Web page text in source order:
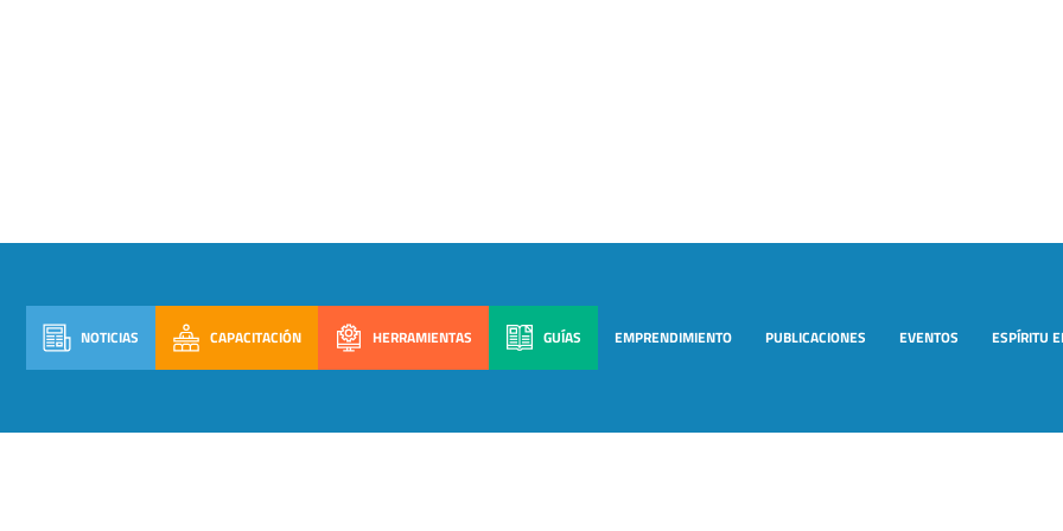
NOTICIAS CAPACITACIÓN HERRAMIENTAS GUÍAS EMPRENDIMIENTO PUBLICACIONES EVENTOS ESPÍRITU